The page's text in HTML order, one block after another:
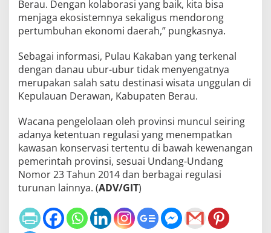
Berau. Dengan kolaborasi yang baik, kita bisa
menjaga ekosistemnya sekaligus mendorong
pertumbuhan ekonomi daerah,” pungkasnya.
Sebagai informasi, Pulau Kakaban yang terkenal
dengan danau ubur-ubur tidak menyengatnya
merupakan salah satu destinasi wisata unggulan di
Kepulauan Derawan, Kabupaten Berau.
Wacana pengelolaan oleh provinsi muncul seiring
adanya ketentuan regulasi yang menempatkan
kawasan konservasi tertentu di bawah kewenangan
pemerintah provinsi, sesuai Undang-Undang
Nomor 23 Tahun 2014 dan berbagai regulasi
turunan lainnya. (ADV/GIT)